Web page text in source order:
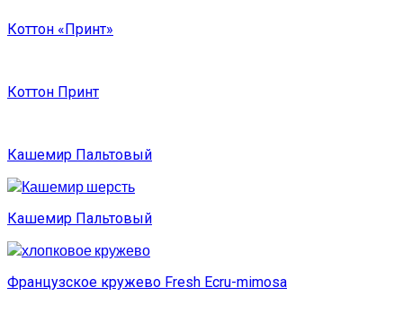
Коттон «Принт»
Коттон Принт
Кашемир Пальтовый
Кашемир Пальтовый
Французское кружево Fresh Ecru-mimosa